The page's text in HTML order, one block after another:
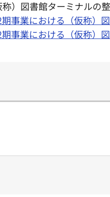
）図書館ターミナルの
事業における（仮称）
事業における（仮称）